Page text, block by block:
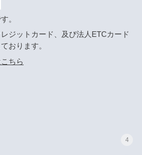
。
ジットカード、及び法人ETCカード
おります。
ちら
4